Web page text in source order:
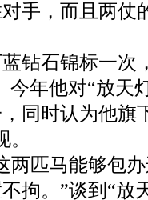
手，而且两仗
钻石锦标一次
今年他对“放
同时认为他旗
。
匹马能够包
拘。”谈到“放